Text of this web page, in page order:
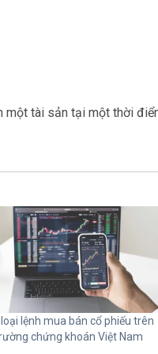
một tài sản tại một thời
lệnh mua bán cổ phiếu trên
chứng khoán Việt Nam